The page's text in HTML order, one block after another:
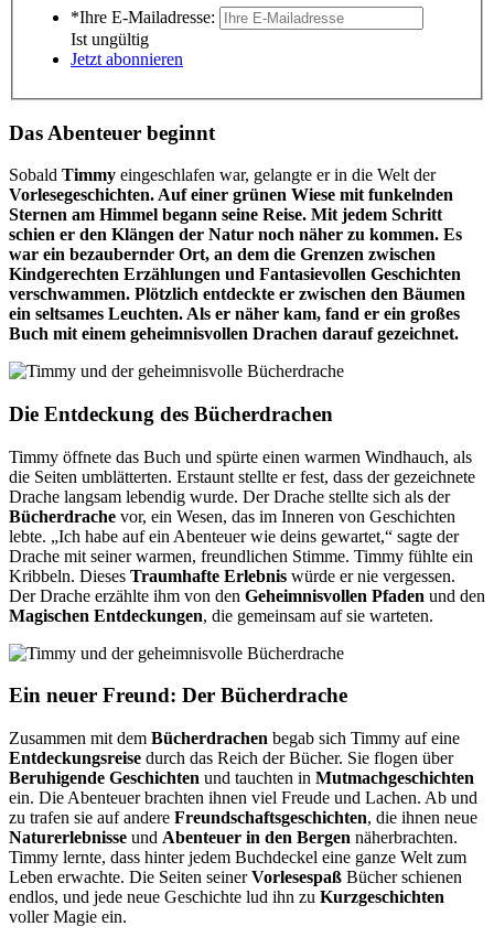
*Ihre E-Mailadresse:
Ist ungültig
Jetzt abonnieren
Das Abenteuer beginnt
Sobald Timmy eingeschlafen war, gelangte er in die Welt der
Vorlesegeschichten. Auf einer grünen Wiese mit funkelnden
Sternen am Himmel begann seine Reise. Mit jedem Schritt
schien er den Klängen der Natur noch näher zu kommen. Es
war ein bezaubernder Ort, an dem die Grenzen zwischen
Kindgerechten Erzählungen und Fantasievollen Geschichten
verschwammen. Plötzlich entdeckte er zwischen den Bäumen
ein seltsames Leuchten. Als er näher kam, fand er ein großes
Buch mit einem geheimnisvollen Drachen darauf gezeichnet.
Die Entdeckung des Bücherdrachen
Timmy öffnete das Buch und spürte einen warmen Windhauch, als
die Seiten umblätterten. Erstaunt stellte er fest, dass der gezeichnete
Drache langsam lebendig wurde. Der Drache stellte sich als der
Bücherdrache vor, ein Wesen, das im Inneren von Geschichten
lebte. „Ich habe auf ein Abenteuer wie deins gewartet,“ sagte der
Drache mit seiner warmen, freundlichen Stimme. Timmy fühlte ein
Kribbeln. Dieses Traumhafte Erlebnis würde er nie vergessen.
Der Drache erzählte ihm von den Geheimnisvollen Pfaden und den
Magischen Entdeckungen, die gemeinsam auf sie warteten.
Ein neuer Freund: Der Bücherdrache
Zusammen mit dem Bücherdrachen begab sich Timmy auf eine
Entdeckungsreise durch das Reich der Bücher. Sie flogen über
Beruhigende Geschichten und tauchten in Mutmachgeschichten
ein. Die Abenteuer brachten ihnen viel Freude und Lachen. Ab und
zu trafen sie auf andere Freundschaftsgeschichten, die ihnen neue
Naturerlebnisse und Abenteuer in den Bergen näherbrachten.
Timmy lernte, dass hinter jedem Buchdeckel eine ganze Welt zum
Leben erwachte. Die Seiten seinerVorlesespaß Bücher schienen
endlos, und jede neue Geschichte lud ihn zu Kurzgeschichten
voller Magie ein.